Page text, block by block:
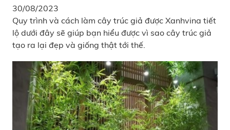
30/08/2023
Quy trình và cách làm cây trúc giả được Xanhvina tiết
lộ dưới đây sẽ giúp bạn hiểu được vì sao cây trúc giả
tạo ra lại đẹp và giống thật tới thế.